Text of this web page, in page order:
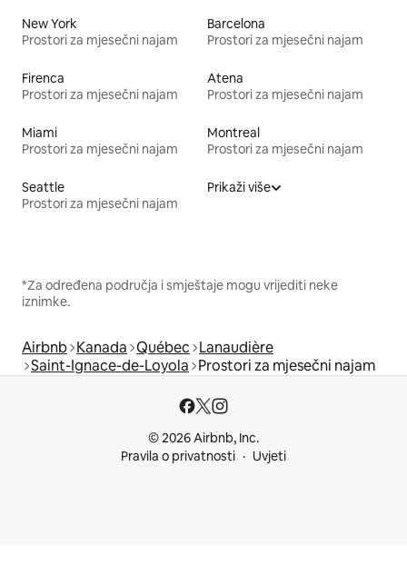
New York
Prostori za mjesečni najam
Barcelona
Prostori za mjesečni najam
Firenca
Prostori za mjesečni najam
Atena
Prostori za mjesečni najam
Miami
Prostori za mjesečni najam
Montreal
Prostori za mjesečni najam
Seattle
Prostori za mjesečni najam
Prikaži više
*Za određena područja i smještaje mogu vrijediti neke
iznimke.
Airbnb Kanada Québec Lanaudière
Saint-Ignace-de-Loyola Prostori za mjesečni najam
© 2026 Airbnb, Inc.
Pravila o privatnosti
Uvjeti